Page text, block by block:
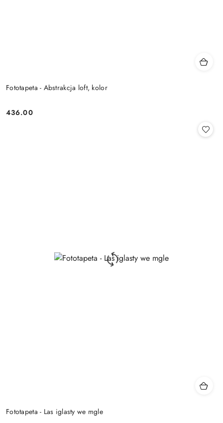
Fototapeta - Abstrakcja loft, kolor
Cena:
436.00
Fototapeta - Las iglasty we mgle